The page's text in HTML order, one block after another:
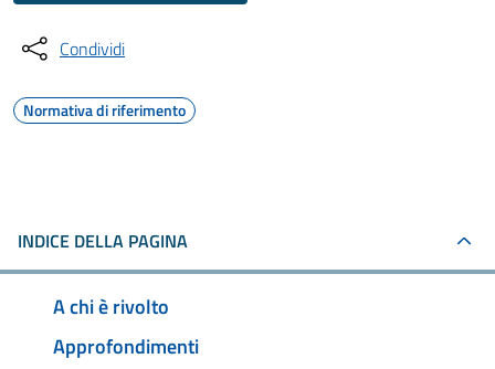
Condividi
Normativa di riferimento
INDICE DELLA PAGINA
A chi è rivolto
Approfondimenti